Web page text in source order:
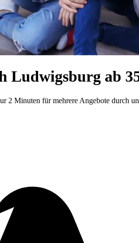
Ludwigsburg ab
Minuten für mehrere Angebote durch